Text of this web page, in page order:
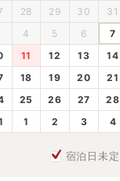
28 29 30 31
4 5 6 7
11 12 13 14
18 19 20 21
25 26 27 28
1 2 3 4
宿泊日未定